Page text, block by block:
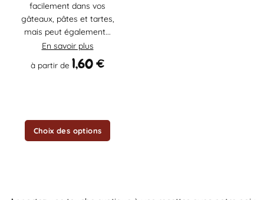
facilement dans vos
gâteaux, pâtes et tartes,
mais peut également...
En savoir plus
à partir de 1,60€
Choix des options
options
peuvent